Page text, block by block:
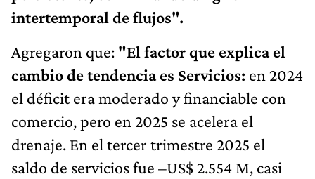
intertemporal de flujos".
Agregaron que: "El factor que explica el
cambio de tendencia es Servicios: en 2024
el déficit era moderado y financiable con
comercio, pero en 2025 se acelera el
drenaje. En el tercer trimestre 2025 el
saldo de servicios fue –US$ 2.554 M, casi